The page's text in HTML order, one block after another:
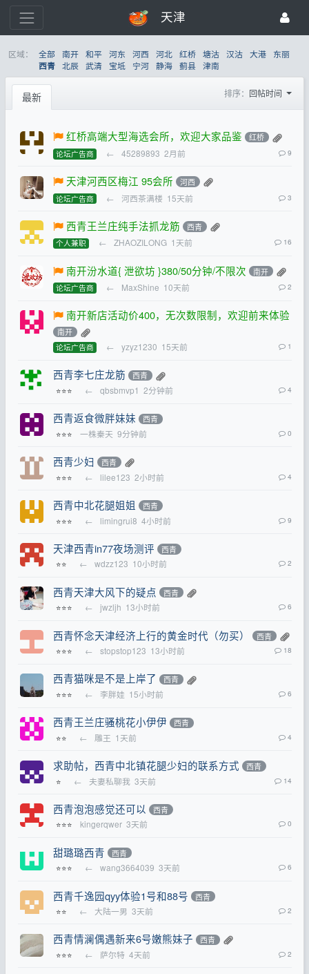
天津
区域： 全部 南开 和平 河东 河西 河北 红桥 塘沽 汉沽 大港
东丽
西青 北辰 武清 宝坻 宁河 静海 蓟县 津南
最新 排序： 回帖时间
红桥高端大型海选会所，欢迎大家品鉴 红桥
论坛广告商 ← 45289893 2月前 9
天津河西区梅江 95会所 河西
论坛广告商 ← 河西茶满楼 15天前 3
西青王兰庄纯手法抓龙筋 西青
个人兼职 ← ZHAOZILONG 1天前 16
南开汾水道{ 泄欲坊 }380/50分钟/不限次 南开
论坛广告商 ← MaxShine 10天前 2
南开新店活动价400，无次数限制，欢迎前来体验
南开
论坛广告商 ← yzyz1230 15天前 1
西青李七庄龙筋 西青
⭐⭐⭐ ← qbsbmvp1 2分钟前 4
西青返食微胖妹妹 西青
⭐⭐⭐ 一株秦天 9分钟前 0
西青少妇 西青
⭐⭐⭐ ← lilee123 2小时前 4
西青中北花腿姐姐 西青
⭐⭐⭐ ← limingrui8 4小时前 9
天津西青in77夜场测评 西青
⭐⭐ ← wdzz123 10小时前 2
西青天津大风下的疑点 西青
⭐⭐⭐ ← jwzljh 13小时前 6
西青怀念天津经济上行的黄金时代（勿买） 西青
⭐⭐⭐ ← stopstop123 13小时前 18
西青猫咪是不是上岸了 西青
⭐⭐⭐ ← 李胖娃 15小时前 6
西青王兰庄骚桃花小伊伊 西青
⭐⭐ ← 雕王 1天前 4
求助帖，西青中北镇花腿少妇的联系方式 西青
⭐ ← 夫妻私聊我 3天前 14
西青泡泡感觉还可以 西青
⭐⭐⭐ kingerqwer 3天前 0
甜璐璐西青 西青
⭐⭐⭐ ← wang3664039 3天前 6
西青千逸园qyy体验1号和88号 西青
⭐⭐ ← 大陆一男 3天前 2
西青情澜偶遇新来6号嫩熊妹子 西青
⭐⭐⭐ ← 萨尔特 4天前 2